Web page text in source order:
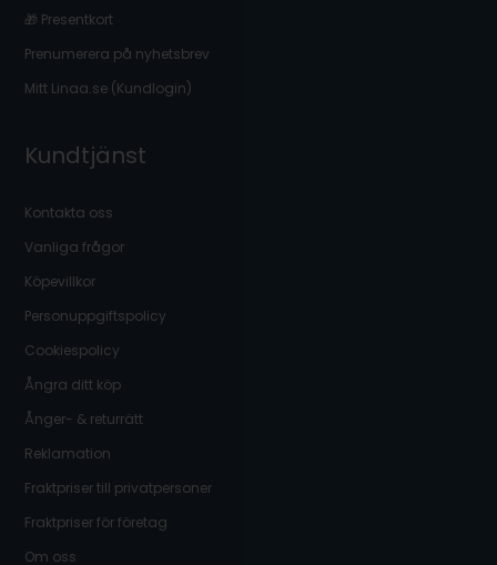
🎁 Presentkort
Prenumerera på nyhetsbrev
Mitt Linaa.se (Kundlogin)
Kundtjänst
Kontakta oss
Vanliga frågor
Köpevillkor
Personuppgiftspolicy
Cookiespolicy
Ångra ditt köp
Ånger- & returrätt
Reklamation
Fraktpriser till privatpersoner
Fraktpriser för företag
Om oss